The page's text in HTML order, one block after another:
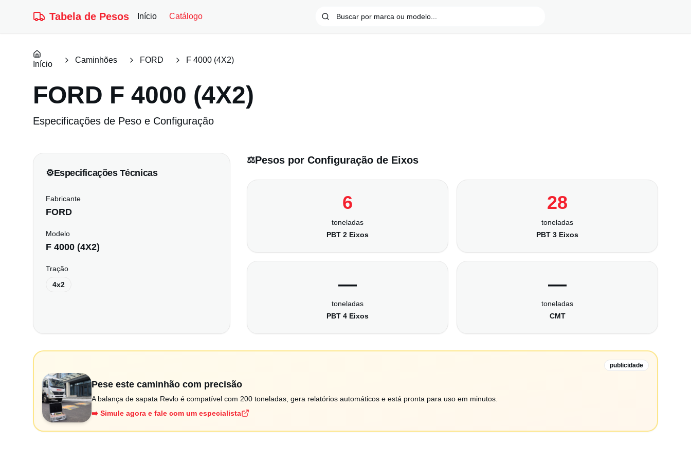
Tabela de Pesos Início Catálogo
Início Caminhões FORD F 4000 (4X2)
FORD F 4000 (4X2)
Especificações de Peso e Configuração
⚙️Especificações Técnicas
Fabricante
FORD
Modelo
F 4000 (4X2)
Tração
4x2
⚖️Pesos por Configuração de Eixos
6
toneladas
PBT 2 Eixos
28
toneladas
PBT 3 Eixos
—
toneladas
PBT 4 Eixos
—
toneladas
CMT
publicidade
Pese este caminhão com precisão
A balança de sapata Revlo é compatível com 200 toneladas, gera relatórios automáticos e está pronta para uso em minutos.
➡️ Simule agora e fale com um especialista